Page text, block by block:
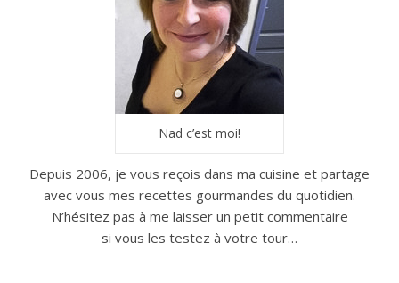
Nad c’est moi!
Depuis 2006, je vous reçois dans ma cuisine et partage
avec vous mes recettes gourmandes du quotidien.
N’hésitez pas à me laisser un petit commentaire
si vous les testez à votre tour…